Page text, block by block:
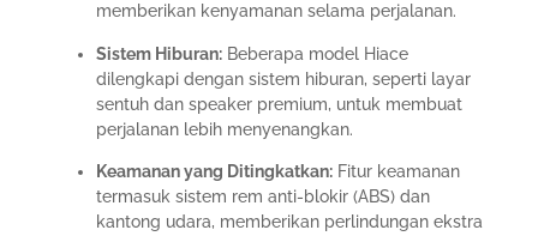
memberikan kenyamanan selama perjalanan.
Sistem Hiburan: Beberapa model Hiace
dilengkapi dengan sistem hiburan, seperti layar
sentuh dan speaker premium, untuk membuat
perjalanan lebih menyenangkan.
Keamanan yang Ditingkatkan: Fitur keamanan
termasuk sistem rem anti-blokir (ABS) dan
kantong udara, memberikan perlindungan ekstra